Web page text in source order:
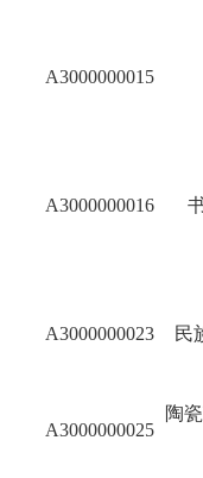
A3000000015
A3000000016
A3000000023 民
A3000000025
陶